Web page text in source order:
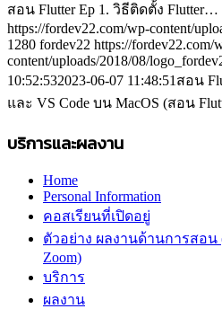
สอน Flutter Ep 1. วิธีติดตั้ง Flutter…
https://fordev22.com/wp-content/
1280 fordev22 https://fordev22.com/
content/uploads/2018/08/
10:52:532023-06-07 11:48:51 สอน
และ VS Code บน MacOS (สอน
บริการและผลงาน
Home
Personal Information
คอสเรียนที่เปิดอยู่
ตัวอย่าง ผลงานด้านการสอน
Zoom)
บริการ
ผลงาน